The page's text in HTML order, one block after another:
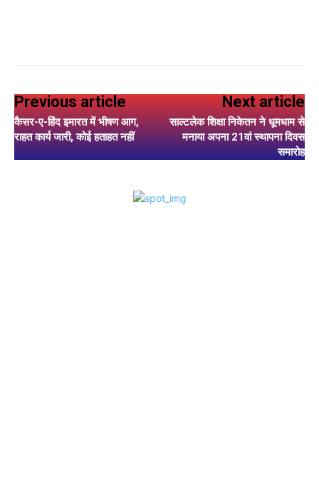
Previous article
कैसर-ए-हिंद इमारत में भीषण आग,
राहत कार्य जारी, कोई हताहत नहीं
Next article
साल्टलेक शिक्षा निकेतन ने धूमधाम से
मनाया अपना 21वां स्थापना दिवस
समारोह